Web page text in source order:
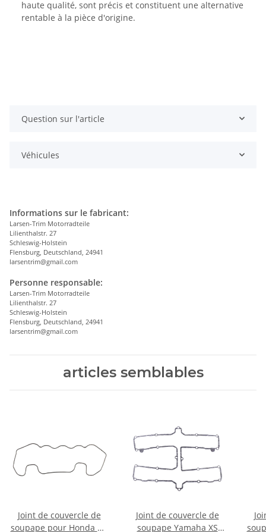
haute qualité, sont précis et constituent une alternative
rentable à la pièce d'origine.
Question sur l'article
Véhicules
Informations sur le fabricant:
Larsen-Trim Motorradteile
Lilienthalstr. 27
Schleswig-Holstein
Flensburg, Deutschland, 24941
larsentrim@gmail.com
Personne responsable:
Larsen-Trim Motorradteile
Lilienthalstr. 27
Schleswig-Holstein
Flensburg, Deutschland, 24941
larsentrim@gmail.com
articles semblables
Joint de couvercle de
soupape pour Honda CB
Joint de couvercle de
soupape Yamaha XS